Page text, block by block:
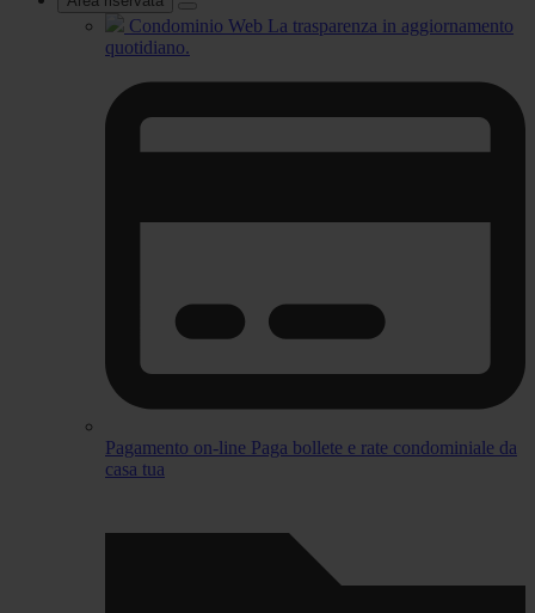
Condominio Web La trasparenza in aggiornamento
quotidiano.
Pagamento on-line Paga bollete e rate condominiale da
casa tua